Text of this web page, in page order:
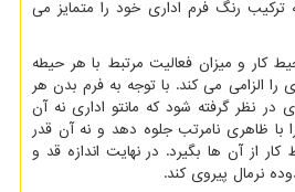
ترکیب رنگ فرم اداری خود را متمایز می
کار و میزان فعالیت مرتبط با هر حیطه
را الزامی می کند. با توجه به فرم بدن هر
در نظر گرفته شود که مانتو اداری نه آن
با ظاهری نامرتب جلوه دهد و نه آن قدر
از آن ها بگیرد. در نهایت اندازه قد و
نرمال پیروی کند.